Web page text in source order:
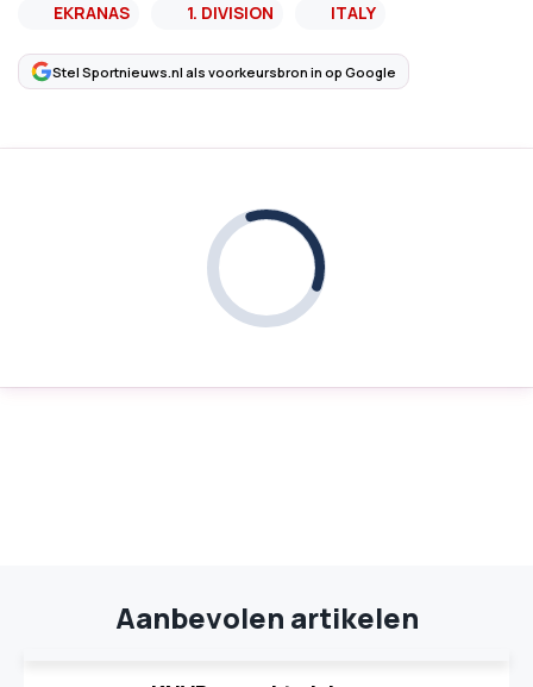
EKRANAS 1. DIVISION ITALY
Stel Sportnieuws.nl als voorkeursbron in op Google
Aanbevolen artikelen